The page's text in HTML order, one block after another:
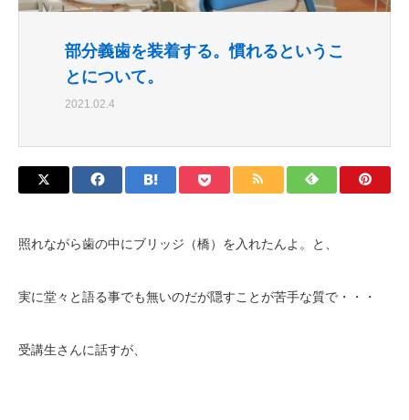
部分義歯を装着する。慣れるというこ
とについて。
2021.02.4
照れながら歯の中にブリッジ（橋）を入れたんよ。と、
実に堂々と語る事でも無いのだが隠すことが苦手な質で・・・
受講生さんに話すが、